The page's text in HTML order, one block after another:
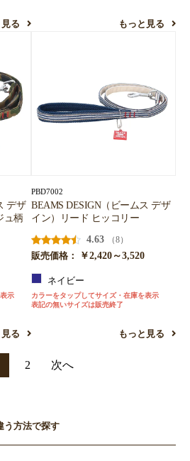
る もっと見る
デザ
ュ柄
示
る
PBD7002
BEAMS DESIGN（ビームス デザ
イン）リード ヒッコリー
4.63
（8）
販売価格：
￥2,420～3,520
ネイビー
カラーをタップしてサイズ・在庫を表示
表記の無いサイズは販売終了
もっと見る
2 次へ
う方法で探す